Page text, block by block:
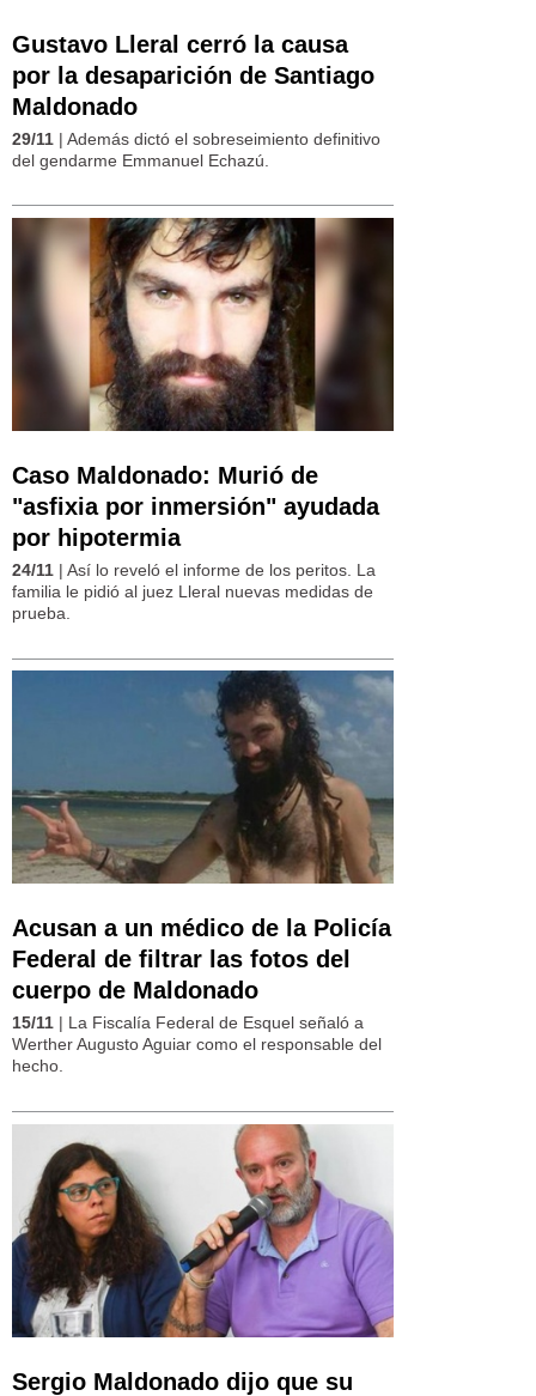
Gustavo Lleral cerró la causa
por la desaparición de Santiago
Maldonado
29/11 | Además dictó el sobreseimiento definitivo
del gendarme Emmanuel Echazú.
Caso Maldonado: Murió de
"asfixia por inmersión" ayudada
por hipotermia
24/11 | Así lo reveló el informe de los peritos. La
familia le pidió al juez Lleral nuevas medidas de
prueba.
Acusan a un médico de la Policía
Federal de filtrar las fotos del
cuerpo de Maldonado
15/11 | La Fiscalía Federal de Esquel señaló a
Werther Augusto Aguiar como el responsable del
hecho.
Sergio Maldonado dijo que su